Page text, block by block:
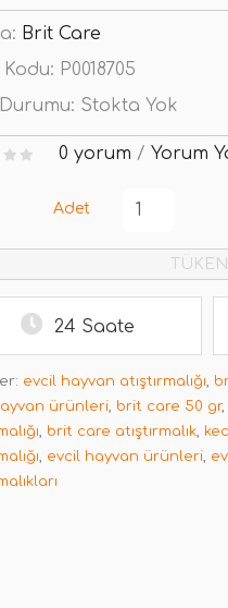
Brit Care
P0018705
Stokta Yok
0 yorum / Yorum
Adet
24 Saate
evcil hayvan atıştırmalığı,
ürünleri, brit care 50 gr,
, brit care atıştırmalık,
, evcil hayvan ürünleri,